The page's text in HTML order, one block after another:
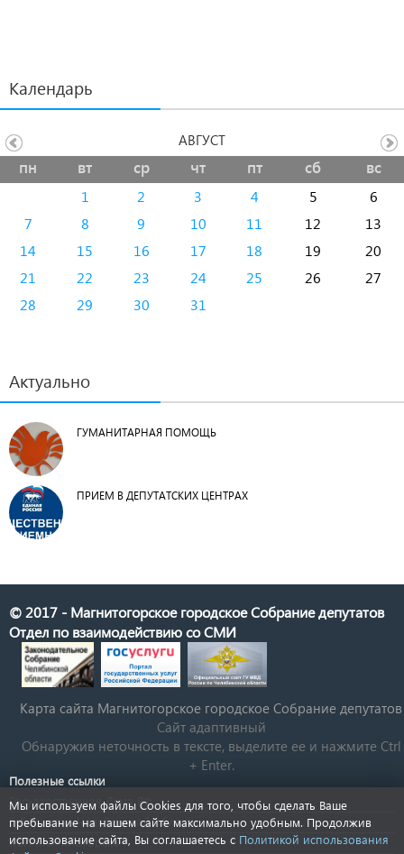
Календарь
пн вт ср чт пт сб вс
1 2 3 4 5
6
7
8 9 10 11 12
13
14
15 16 17 18 19
20
21
22 23 24 25 26
27
28
29 30 31
АВГУСТ
Актуально
ГУМАНИТАРНАЯ ПОМОЩЬ
ПРИЕМ В ДЕПУТАТСКИХ ЦЕНТРАХ
© 2017 - Магнитогорское городское Собрание депутатов
Отдел по взаимодействию со СМИ
Карта сайта Магнитогорское городское Cобрание депутатов
Сайт адаптивный
Обнаружив неточность в тексте, выделите ее и нажмите Ctrl
+ Enter.
Полезные ссылки
Государственная Дума РФ
Губернатор Челябинской области
КСП Магнитогорска
Мы используем файлы Cookies для того, чтобы сделать Ваше
пребывание на нашем сайте максимально удобным. Продолжив
использование сайта, Вы соглашаетесь с Политикой использования